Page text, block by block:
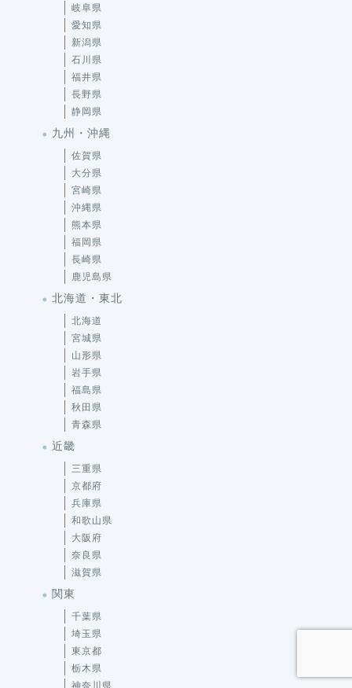
新潟県
石川県
福井県
長野県
静岡県
九州・沖縄
佐賀県
大分県
宮崎県
沖縄県
熊本県
福岡県
長崎県
鹿児島県
北海道・東北
北海道
宮城県
山形県
岩手県
福島県
秋田県
青森県
近畿
三重県
京都府
兵庫県
和歌山県
大阪府
奈良県
滋賀県
関東
千葉県
埼玉県
東京都
栃木県
神奈川県
群馬県
茨城県